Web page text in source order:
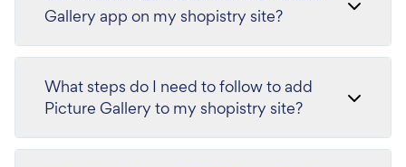
Gallery app on my shopistry site?
What steps do I need to follow to add
Picture Gallery to my shopistry site?